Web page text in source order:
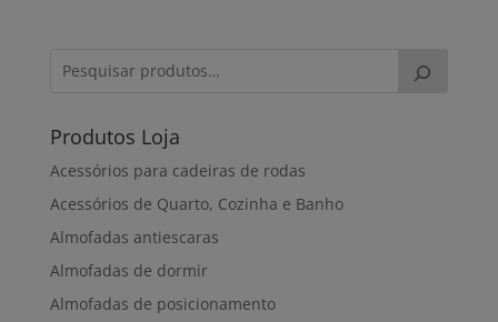
Produtos Loja
Acessórios para cadeiras de rodas
Acessórios de Quarto, Cozinha e Banho
Almofadas antiescaras
Almofadas de dormir
Almofadas de posicionamento